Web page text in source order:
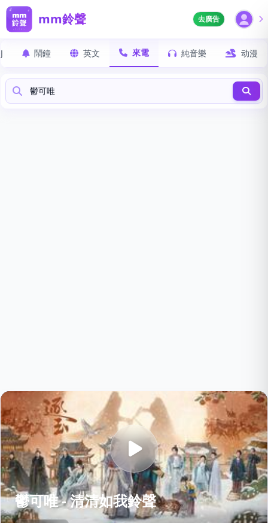
mm鈴聲 去廣告
鬧鐘 英文 來電 純音樂 动漫
鬱可唯 - 清清如我鈴聲